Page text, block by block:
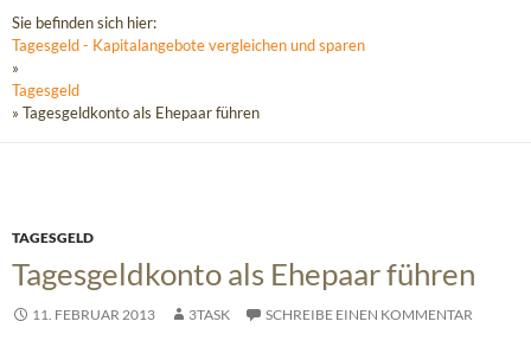
Sie befinden sich hier:
Tagesgeld - Kapitalangebote vergleichen und sparen
»
Tagesgeld
» Tagesgeldkonto als Ehepaar führen
TAGESGELD
Tagesgeldkonto als Ehepaar führen
11. FEBRUAR 2013 3TASK SCHREIBE EINEN KOMMENTAR